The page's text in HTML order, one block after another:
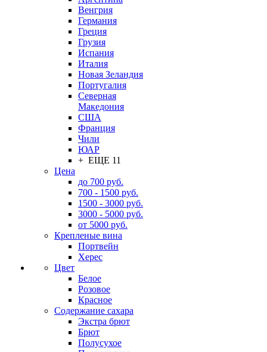
Венгрия
Германия
Греция
Грузия
Испания
Италия
Новая Зеландия
Португалия
Северная
Македония
США
Франция
Чили
ЮАР
+ ЕЩЕ 11
Цена
до 700 руб.
700 - 1500 руб.
1500 - 3000 руб.
3000 - 5000 руб.
от 5000 руб.
Крепленые вина
Портвейн
Херес
Цвет
Белое
Розовое
Красное
Содержание сахара
Экстра брют
Брют
Полусухое